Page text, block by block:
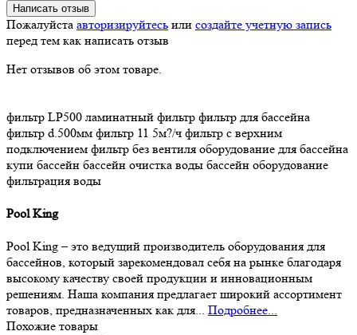
Написать отзыв
Пожалуйста авторизируйтесь или создайте учетную запись
перед тем как написать отзыв
Нет отзывов об этом товаре.
фильтр LP500 ламинатный фильтр фильтр для бассейна
фильтр d.500мм фильтр 11 5м?/ч фильтр с верхним
подключением фильтр без вентиля оборудование для бассейна
купи бассейн бассейн очистка воды бассейн оборудование
фильтрация воды
Pool King
Pool King – это ведущий производитель оборудования для
бассейнов, который зарекомендовал себя на рынке благодаря
высокому качеству своей продукции и инновационным
решениям. Наша компания предлагает широкий ассортимент
товаров, предназначенных как для... Подробнее...
Похожие товары